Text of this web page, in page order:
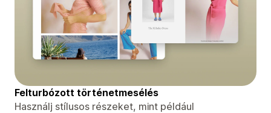
Felturbózott történetmesélés
Használj stílusos részeket, mint például